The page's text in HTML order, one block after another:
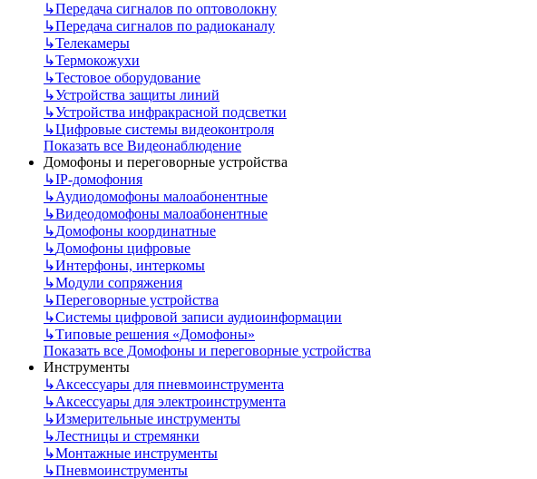
↳Передача сигналов по оптоволокну
↳Передача сигналов по радиоканалу
↳Телекамеры
↳Термокожухи
↳Тестовое оборудование
↳Устройства защиты линий
↳Устройства инфракрасной подсветки
↳Цифровые системы видеоконтроля
Показать все Видеонаблюдение
Домофоны и переговорные устройства
↳IP-домофония
↳Аудиодомофоны малоабонентные
↳Видеодомофоны малоабонентные
↳Домофоны координатные
↳Домофоны цифровые
↳Интерфоны, интеркомы
↳Модули сопряжения
↳Переговорные устройства
↳Системы цифровой записи аудиоинформации
↳Типовые решения «Домофоны»
Показать все Домофоны и переговорные устройства
Инструменты
↳Аксессуары для пневмоинструмента
↳Аксессуары для электроинструмента
↳Измерительные инструменты
↳Лестницы и стремянки
↳Монтажные инструменты
↳Пневмоинструменты